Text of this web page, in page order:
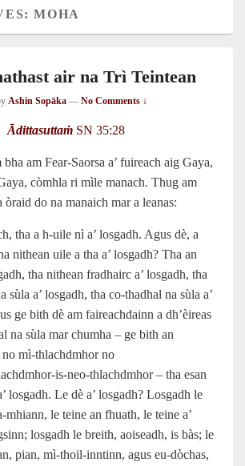
MOHA
air na Trì Teintean
Ashin Sopāka — No Comments ↓
ĀdittasuttaṁSN 35:28
am Fear-Saorsa a’ fuireach aig Gaya,
còmhla ri mìle manach. Thug am
òraid do na manaich mar a leanas:
tha a h‑uile nì a’ losgadh. Agus dè, a
nithean uile a tha a’ losgadh? Tha an
tha nithean fradhairc a’ losgadh, tha
sùla a’ losgadh, tha co-thadhal na sùla a’
ge bith dè am faireachdainn a dh’èireas
na sùla mar chumha – ge bith an
mì-thlachdmhor no
– tha esan
losgadh. Le dè a’ losgadh? Losgadh le
le teine an fhuath, le teine a’
losgadh le breith, aoiseadh, is bàs; le
pian, mì‑thoil-inntinn, agus eu‑dòchas,